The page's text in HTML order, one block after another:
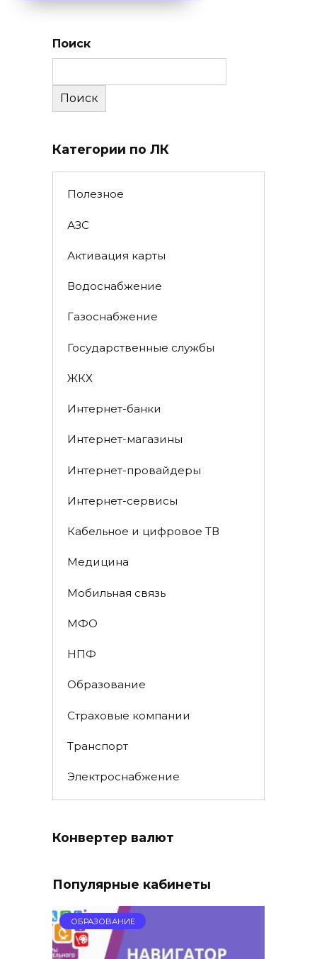
Поиск
Поиск
Категории по ЛК
Полезное
АЗС
Активация карты
Водоснабжение
Газоснабжение
Государственные службы
ЖКХ
Интернет-банки
Интернет-магазины
Интернет-провайдеры
Интернет-сервисы
Кабельное и цифровое ТВ
Медицина
Мобильная связь
МФО
НПФ
Образование
Страховые компании
Транспорт
Электроснабжение
Конвертер валют
Популярные кабинеты
ОБРАЗОВАНИЕ